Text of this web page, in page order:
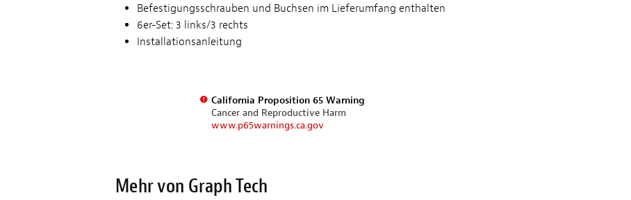
Befestigungsschrauben und Buchsen im Lieferumfang enthalten
6er-Set: 3 links/3 rechts
Installationsanleitung
California Proposition 65 Warning
Cancer and Reproductive Harm
www.p65warnings.ca.gov
Mehr von Graph Tech